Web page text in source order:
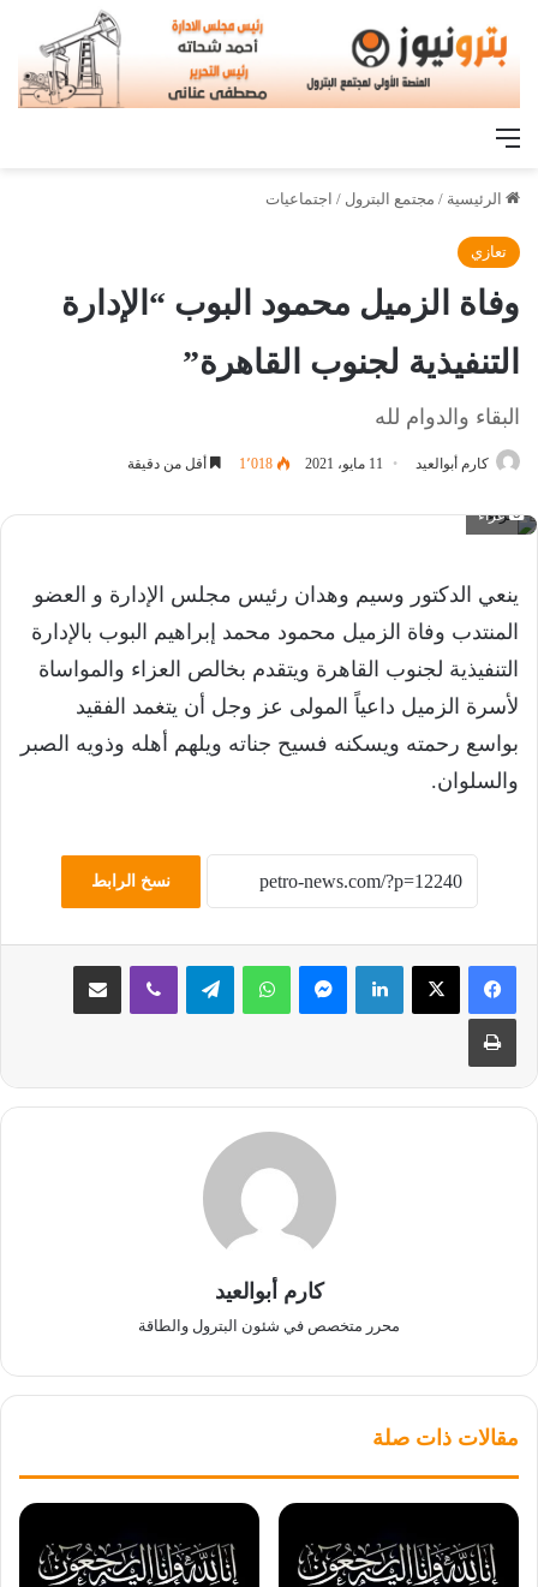
القائمة
الرئيسية / مجتمع البترول / اجتماعيات
تعازي
وفاة الزميل محمود البوب “الإدارة
التنفيذية لجنوب القاهرة”
البقاء والدوام لله
كارم أبوالعيد 11 مايو، 2021 1٬018 أقل من دقيقة
عزاء
ينعي الدكتور وسيم وهدان رئيس مجلس الإدارة و العضو
المنتدب وفاة الزميل محمود محمد إبراهيم البوب بالإدارة
التنفيذية لجنوب القاهرة ويتقدم بخالص العزاء والمواساة
لأسرة الزميل داعياً المولى عز وجل أن يتغمد الفقيد
بواسع رحمته ويسكنه فسيح جناته ويلهم أهله وذويه الصبر
والسلوان.
نسخ الرابط
لينكدإن ماسنجر واتساب تيلقرام ڤايبر مشاركة عبر البريد
طباعة
كارم أبوالعيد
محرر متخصص في شئون البترول والطاقة
مقالات ذات صلة